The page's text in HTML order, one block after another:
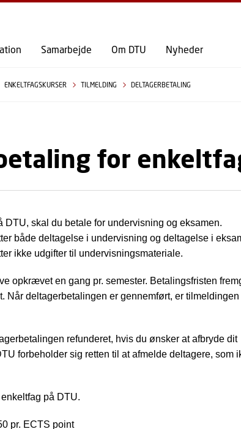
PRIMÆRT INDHOLD (TRYK ENTER).
Samarbejde Om DTU Nyheder
ENKELTFAGSKURSER TILMELDING DELTAGERBETALING
for
DTU, skal du betale for undervisning og eksamen.
både deltagelse i undervisning og deltagelse i
ikke udgifter til undervisningsmateriale.
opkrævet en gang pr. semester. Betalingsfristen
Når deltagerbetalingen er gennemført, er tilmeldingen
refunderet, hvis du ønsker at afbryde dit
forbeholder sig retten til at afmelde deltagere, som
på DTU.
pr. ECTS point